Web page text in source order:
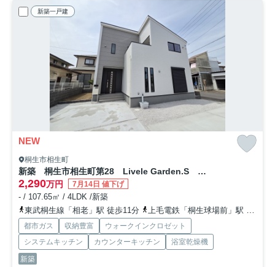
新築一戸建
NEW
桐生市相生町
新築 桐生市相生町第28 Livele Garden.S 1号棟
2,290万円 7月14日 値下げ
- / 107.65㎡ / 4LDK /新築
東武桐生線「相老」駅 徒歩11分
上毛電鉄「桐生球場前」駅 徒歩16分
都市ガス 収納豊富
ウォークインクロゼット
システムキッチン
カウンターキッチン
浴室乾燥機
新築